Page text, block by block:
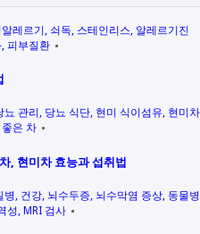
레르기 쇠독 스테인리스 알레르기진
피부질환
뇨 관리 당뇨 식단 현미 식이섬유 현미차
은 차
, 현미차 효능과 섭취법
병 건강 뇌수두증 뇌수막염 증상 동물병
성 MRI 검사